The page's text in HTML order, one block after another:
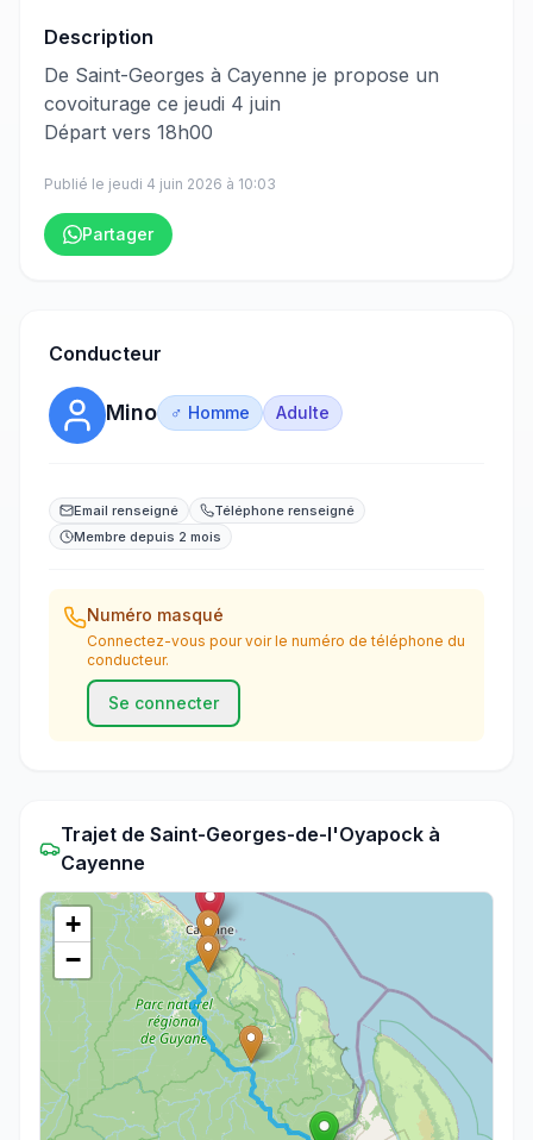
Description
​‌​‍​‌‌​​​‌‌​‌‌​‌‌​‌​‌‌‌​​​​​‌‌‌‌​‌​​‌‌​‌​​‌​‌‌​​​​‌​​‌‌​‌​‌​​‌‌​‌​‌​​‌‌​​‌‌​​‌‌​​​​​​‌‌​​​​​​‌‌​​​​​​‌‌​​‌‌​‌‌​‌​‌​​‌‌‌‌​​‌​​‌‌​​​​​​‌‌​‌​​​‌‌​‌‌​‌​​‌‌​​​‌​‌‌‌​‌​‌​‌‌‌​​​‌​‌‌‌​​​​​​‌‌​‌‌‌​‌‌​‌​​​​​‌‌​​‌‌‍De Saint-Georges à Cayenne je propose un
covoiturage ce jeudi 4 juin
Départ vers 18h00
Publié le jeudi 4 juin 2026 à 10:03
Partager
Conducteur
Mino ♂ Homme Adulte
Email renseigné
Téléphone renseigné
Membre depuis 2 mois
Numéro masqué
Connectez-vous pour voir le numéro de téléphone du
conducteur.
Se connecter
Trajet deSaint-Georges-de-l'Oyapock à
Cayenne
+
−